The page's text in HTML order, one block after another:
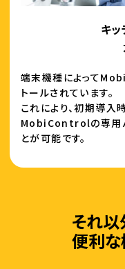
キ
端末機種によって
トールされています。
これにより、初期導入
MobiControlの専用
とが可能です。
それ
便利な